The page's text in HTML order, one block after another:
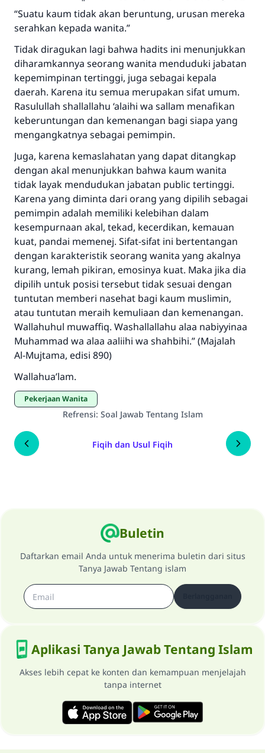
“Suatu kaum tidak akan beruntung, urusan mereka
serahkan kepada wanita.”
Tidak diragukan lagi bahwa hadits ini menunjukkan
diharamkannya seorang wanita menduduki jabatan
kepemimpinan tertinggi, juga sebagai kepala
daerah. Karena itu semua merupakan sifat umum.
Rasulullah shallallahu ‘alaihi wa sallam menafikan
keberuntungan dan kemenangan bagi siapa yang
mengangkatnya sebagai pemimpin.
Juga, karena kemaslahatan yang dapat ditangkap
dengan akal menunjukkan bahwa kaum wanita
tidak layak mendudukan jabatan public tertinggi.
Karena yang diminta dari orang yang dipilih sebagai
pemimpin adalah memiliki kelebihan dalam
kesempurnaan akal, tekad, kecerdikan, kemauan
kuat, pandai memenej. Sifat-sifat ini bertentangan
dengan karakteristik seorang wanita yang akalnya
kurang, lemah pikiran, emosinya kuat. Maka jika dia
dipilih untuk posisi tersebut tidak sesuai dengan
tuntutan memberi nasehat bagi kaum muslimin,
atau tuntutan meraih kemuliaan dan kemenangan.
Wallahuhul muwaffiq. Washallallahu alaa nabiyyinaa
Muhammad wa alaa aaliihi wa shahbihi.” (Majalah
Al-Mujtama, edisi 890)
Wallahua’lam.
Pekerjaan Wanita
Refrensi: Soal Jawab Tentang Islam
Fiqih dan Usul Fiqih
Buletin
Daftarkan email Anda untuk menerima buletin dari situs
Tanya Jawab Tentang islam
Aplikasi Tanya Jawab Tentang Islam
Akses lebih cepat ke konten dan kemampuan menjelajah
tanpa internet